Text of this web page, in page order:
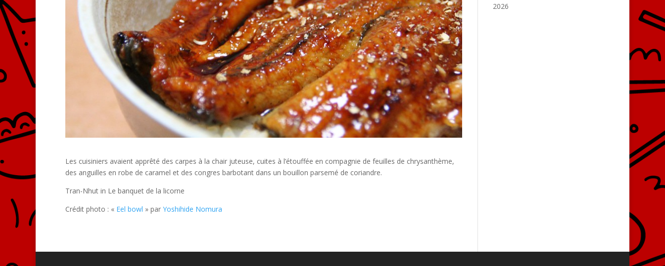
Les cuisiniers avaient apprêté des carpes à la chair juteuse, cuites à l’étouffée en compagnie de feuilles de chrysanthème,
des anguilles en robe de caramel et des congres barbotant dans un bouillon parsemé de coriandre.
Tran-Nhut in Le banquet de la licorne
Crédit photo : « Eel bowl » par Yoshihide Nomura
2026